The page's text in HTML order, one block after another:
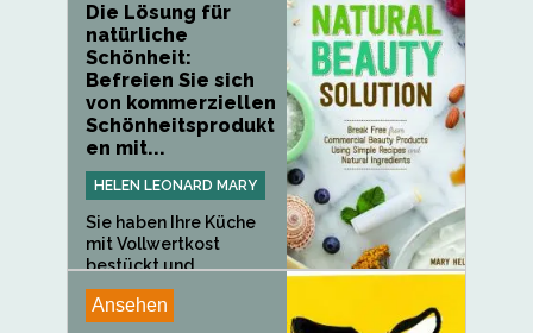
Die Lösung für
natürliche
Schönheit:
Befreien Sie sich
von kommerziellen
Schönheitsprodukt
en mit...
HELEN LEONARD MARY
Sie haben Ihre Küche
mit Vollwertkost
bestückt und...
Ansehen